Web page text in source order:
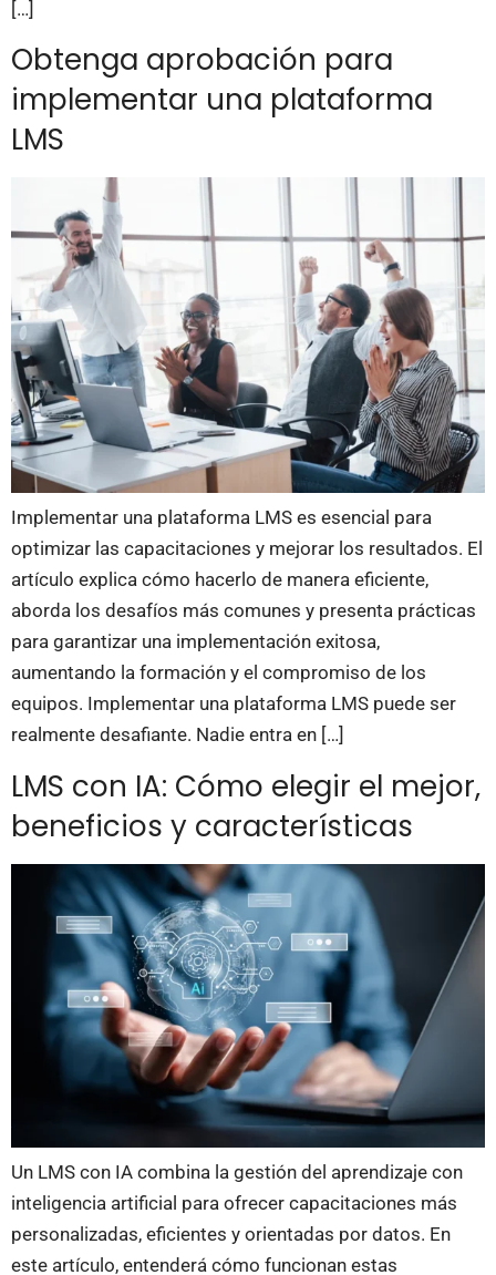
[…]
Obtenga aprobación para
implementar una plataforma
LMS
Implementar una plataforma LMS es esencial para
optimizar las capacitaciones y mejorar los resultados. El
artículo explica cómo hacerlo de manera eficiente,
aborda los desafíos más comunes y presenta prácticas
para garantizar una implementación exitosa,
aumentando la formación y el compromiso de los
equipos. Implementar una plataforma LMS puede ser
realmente desafiante. Nadie entra en […]
LMS con IA: Cómo elegir el mejor,
beneficios y características
Un LMS con IA combina la gestión del aprendizaje con
inteligencia artificial para ofrecer capacitaciones más
personalizadas, eficientes y orientadas por datos. En
este artículo, entenderá cómo funcionan estas